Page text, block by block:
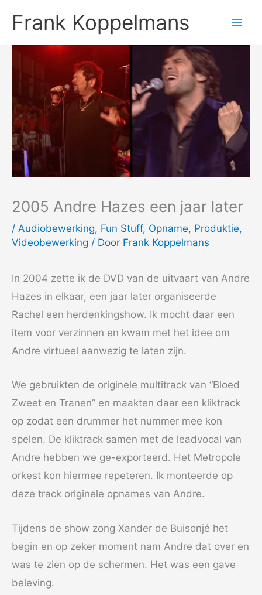
naar
de
Frank Koppelmans
2005 Andre Hazes een jaar later
/ Audiobewerking, Fun Stuff, Opname, Produktie,
Videobewerking / Door Frank Koppelmans
In 2004 zette ik de DVD van de uitvaart van Andre
Hazes in elkaar, een jaar later organiseerde
Rachel een herdenkingshow. Ik mocht daar een
item voor verzinnen en kwam met het idee om
Andre virtueel aanwezig te laten zijn.
We gebruikten de originele multitrack van “Bloed
Zweet en Tranen” en maakten daar een kliktrack
op zodat een drummer het nummer mee kon
spelen. De kliktrack samen met de leadvocal van
Andre hebben we ge-exporteerd. Het Metropole
orkest kon hiermee repeteren. Ik monteerde op
deze track originele opnames van Andre.
Tijdens de show zong Xander de Buisonjé het
begin en op zeker moment nam Andre dat over en
was te zien op de schermen. Het was een gave
beleving.